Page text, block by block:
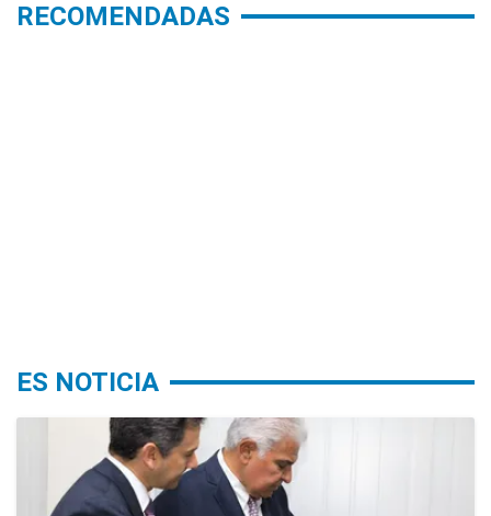
RECOMENDADAS
ES NOTICIA